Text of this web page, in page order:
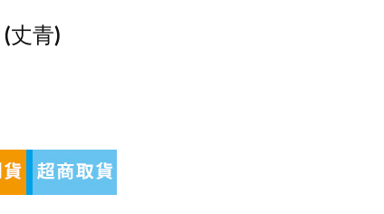
(丈青)